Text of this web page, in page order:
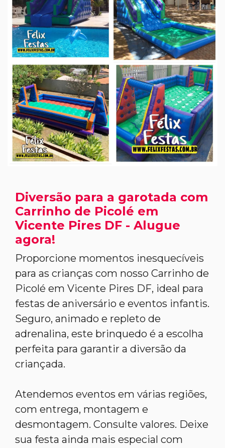
Diversão para a garotada com
Carrinho de Picolé em
Vicente Pires DF - Alugue
agora!
Proporcione momentos inesquecíveis
para as crianças com nosso Carrinho de
Picolé em Vicente Pires DF, ideal para
festas de aniversário e eventos infantis.
Seguro, animado e repleto de
adrenalina, este brinquedo é a escolha
perfeita para garantir a diversão da
criançada.
Atendemos eventos em várias regiões,
com entrega, montagem e
desmontagem. Consulte valores. Deixe
sua festa ainda mais especial com